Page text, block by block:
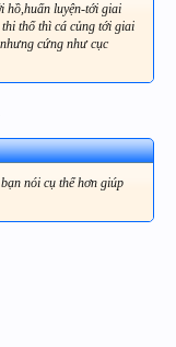
hồ,huấn luyện-tới giai
thố thì cá củng tới giai
cứng như cục
nói cụ thể hơn giúp